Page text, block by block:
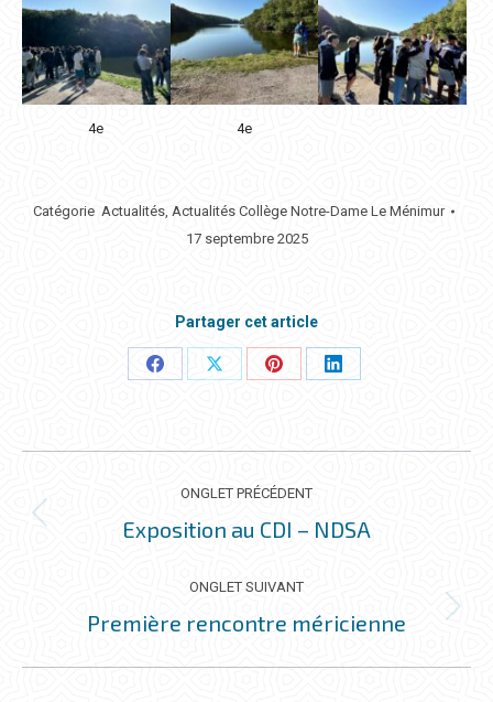
4e 4e
Catégorie Actualités, Actualités Collège Notre-Dame Le Ménimur
17 septembre 2025
Partager cet article
PartagerPartagerPartagerPartager
NAVIGATION
DE
COMMENTAIRE
ONGLET PRÉCÉDENT
Onglet
Exposition au CDI – NDSA
ONGLET SUIVANT
Onglet
Première rencontre méricienne